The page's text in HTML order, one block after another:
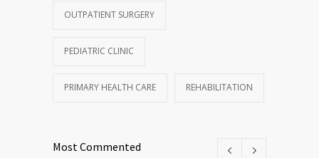
OUTPATIENT SURGERY
PEDIATRIC CLINIC
PRIMARY HEALTH CARE REHABILITATION
Most Commented